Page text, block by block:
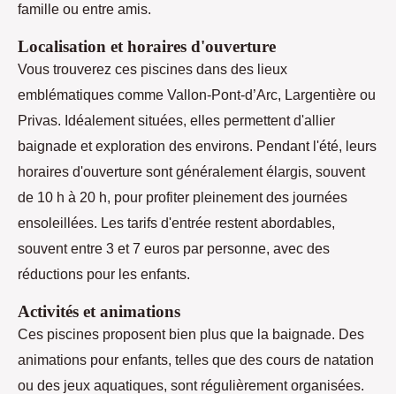
famille ou entre amis.
Localisation et horaires d'ouverture
Vous trouverez ces piscines dans des lieux
emblématiques comme Vallon-Pont-d’Arc, Largentière ou
Privas. Idéalement situées, elles permettent d'allier
baignade et exploration des environs. Pendant l'été, leurs
horaires d'ouverture sont généralement élargis, souvent
de 10 h à 20 h, pour profiter pleinement des journées
ensoleillées. Les tarifs d'entrée restent abordables,
souvent entre 3 et 7 euros par personne, avec des
réductions pour les enfants.
Activités et animations
Ces piscines proposent bien plus que la baignade. Des
animations pour enfants, telles que des cours de natation
ou des jeux aquatiques, sont régulièrement organisées.